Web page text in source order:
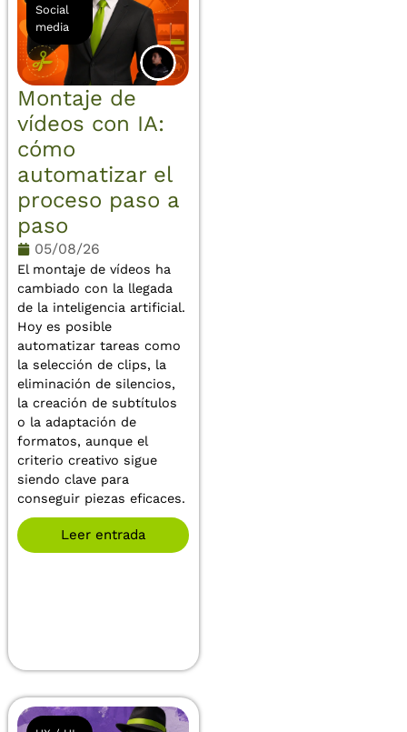
Social
media
Montaje de
vídeos con IA:
cómo
automatizar el
proceso paso a
paso
05/08/26
El montaje de vídeos ha
cambiado con la llegada
de la inteligencia artificial.
Hoy es posible
automatizar tareas como
la selección de clips, la
eliminación de silencios,
la creación de subtítulos
o la adaptación de
formatos, aunque el
criterio creativo sigue
siendo clave para
conseguir piezas eficaces.
Leer entrada